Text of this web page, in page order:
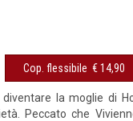
Cop. flessibile € 14,90
la moglie di
Peccato che